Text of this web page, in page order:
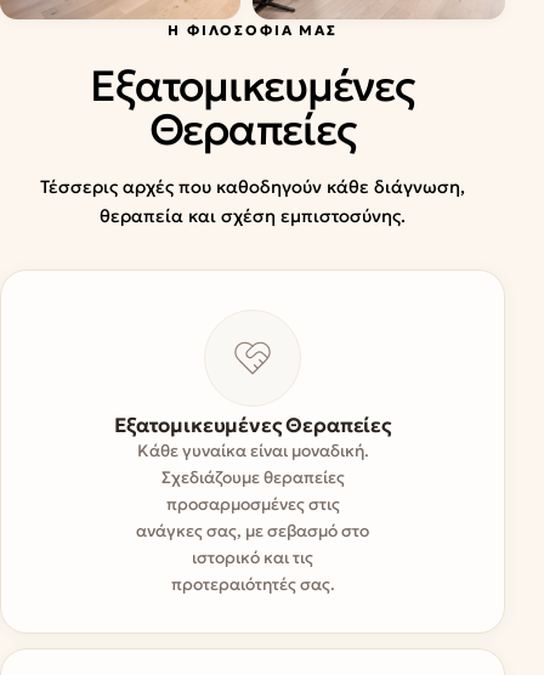
Η ΦΙΛΟΣΟΦΊΑ ΜΑΣ
Εξατομικευμένες
Θεραπείες
Τέσσερις αρχές που καθοδηγούν κάθε διάγνωση,
θεραπεία και σχέση εμπιστοσύνης.
Εξατομικευμένες Θεραπείες
Κάθε γυναίκα είναι μοναδική.
Σχεδιάζουμε θεραπείες
προσαρμοσμένες στις
ανάγκες σας, με σεβασμό στο
ιστορικό και τις
προτεραιότητές σας.